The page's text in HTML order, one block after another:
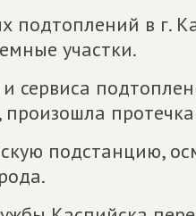
подтоплений в г.
участки.
сервиса
произошла
подстанцию,